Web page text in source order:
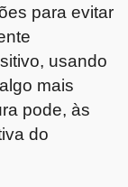
para evitar
usando
mais
pode, às
do